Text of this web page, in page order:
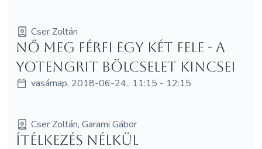
Cser Zoltán
Nő meg Férfi egy két fele - a
Yotengrit bölcselet kincsei
vasárnap, 2018-06-24., 11:15 - 12:15
Cser Zoltán, Garami Gábor
Ítélkezés nélkül